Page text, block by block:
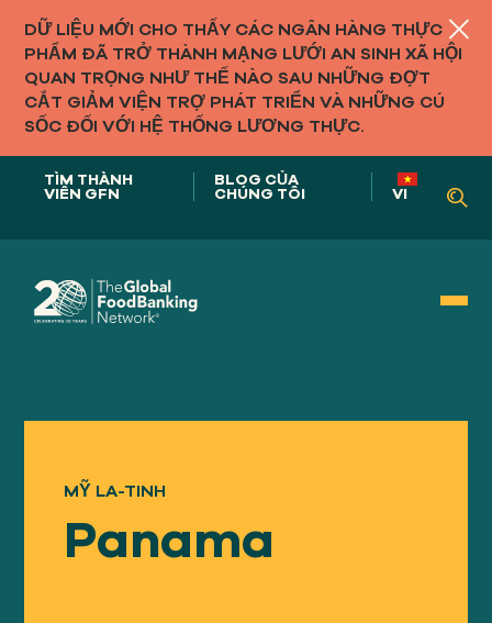
DỮ LIỆU MỚI CHO THẤY CÁC NGÂN HÀNG THỰC
PHẨM ĐÃ TRỞ THÀNH MẠNG LƯỚI AN SINH XÃ HỘI
QUAN TRỌNG NHƯ THẾ NÀO SAU NHỮNG ĐỢT
CẮT GIẢM VIỆN TRỢ PHÁT TRIỂN VÀ NHỮNG CÚ
SỐC ĐỐI VỚI HỆ THỐNG LƯƠNG THỰC.
TÌM THÀNH
VIÊN GFN
BLOG CỦA
CHÚNG TÔI VI
Của chúng tôi
MỸ LA-TINH
Panama